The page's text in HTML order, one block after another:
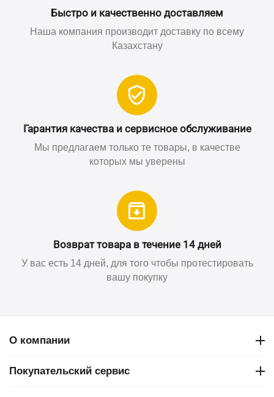
Быстро и качественно доставляем
Наша компания производит доставку по всему
Казахстану
Гарантия качества и сервисное обслуживание
Мы предлагаем только те товары, в качестве
которых мы уверены
Возврат товара в течение 14 дней
У вас есть 14 дней, для того чтобы протестировать
вашу покупку
О компании
Покупательский сервис